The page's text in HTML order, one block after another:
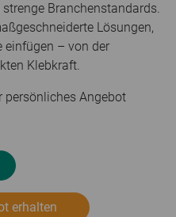
Branchenstandards.
Lösungen,
einfügen – von der
Klebkraft.
Angebot
erhalten